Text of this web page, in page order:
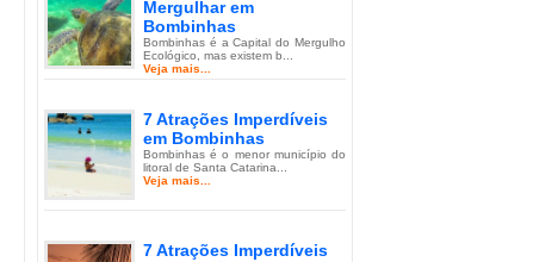
Mergulhar em
Bombinhas
Bombinhas é a Capital do Mergulho
Ecológico, mas existem b...
Veja mais...
7 Atrações Imperdíveis
em Bombinhas
Bombinhas é o menor município do
litoral de Santa Catarina...
Veja mais...
7 Atrações Imperdíveis